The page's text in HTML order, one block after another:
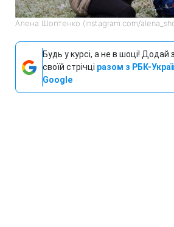
Алена Шоптенко (instagram.com/
Будь у курсі, а не в шоці! Додай
своїй стрічці разом з РБК-
Google